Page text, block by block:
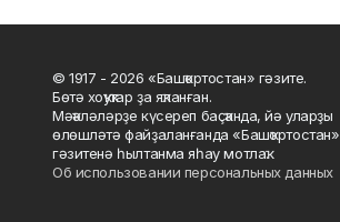
© 1917 - 2026 «Башҡортостан» гәзите.
Бөтә хоҡуҡтар ҙа яҡланған.
Мәҡәләләрҙе күсереп баҫҡанда, йә уларҙы
өлөшләтә файҙаланғанда «Башҡортостан»
гәзитенә һылтанма яһау мотлаҡ.
Об использовании персональных данных